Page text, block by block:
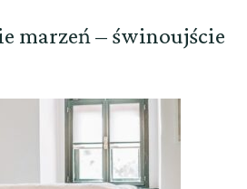
marzeń – świnoujście